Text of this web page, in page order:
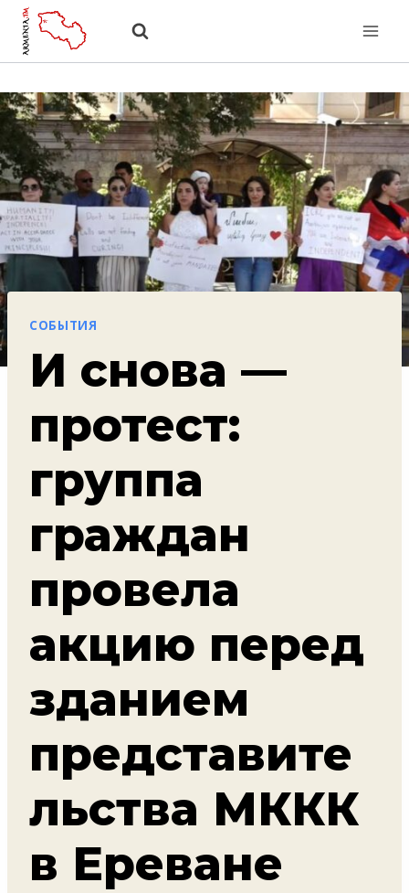
Перейти
СОБЫТИЯ
И снова —
протест:
группа
граждан
провела
акцию перед
зданием
представите
льства МККК
в Ереване